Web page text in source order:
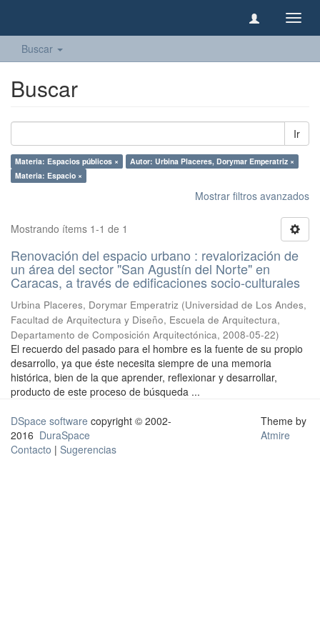
Buscar
Buscar
Ir
Materia: Espacios públicos ×
Autor: Urbina Placeres, Dorymar Emperatriz ×
Materia: Espacio ×
Mostrar filtros avanzados
Mostrando ítems 1-1 de 1
Renovación del espacio urbano : revalorización de
un área del sector "San Agustín del Norte" en
Caracas, a través de edificaciones socio-culturales
Urbina Placeres, Dorymar Emperatriz (Universidad de Los Andes,
Facultad de Arquitectura y Diseño, Escuela de Arquitectura,
Departamento de Composición Arquitectónica, 2008-05-22)
El recuerdo del pasado para el hombre es la fuente de su propio
desarrollo, ya que éste necesita siempre de una memoria
histórica, bien de la que aprender, reflexionar y desarrollar,
producto de este proceso de búsqueda ...
DSpace software copyright © 2002-
2016 DuraSpace
Contacto | Sugerencias
Theme by
Atmire